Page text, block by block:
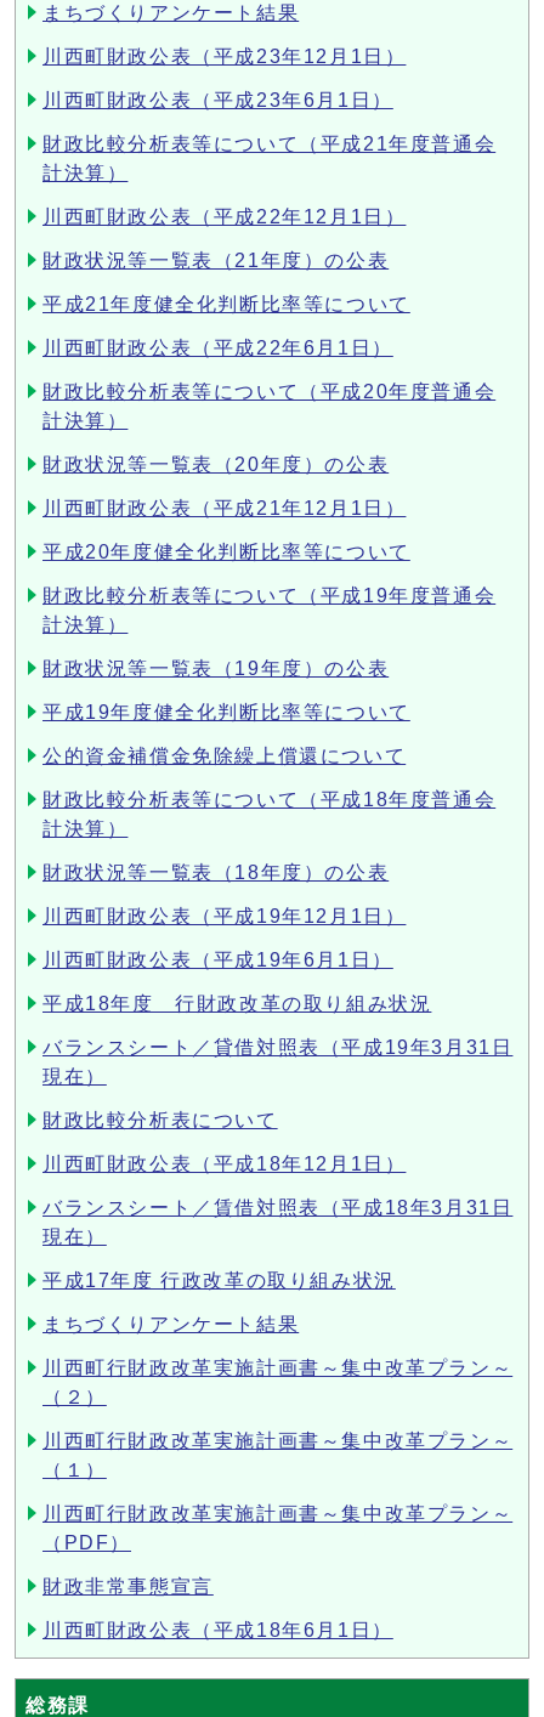
まちづくりアンケート結果
川西町財政公表（平成23年12月1日）
川西町財政公表（平成23年6月1日）
財政比較分析表等について（平成21年度普通会
計決算）
川西町財政公表（平成22年12月1日）
財政状況等一覧表（21年度）の公表
平成21年度健全化判断比率等について
川西町財政公表（平成22年6月1日）
財政比較分析表等について（平成20年度普通会
計決算）
財政状況等一覧表（20年度）の公表
川西町財政公表（平成21年12月1日）
平成20年度健全化判断比率等について
財政比較分析表等について（平成19年度普通会
計決算）
財政状況等一覧表（19年度）の公表
平成19年度健全化判断比率等について
公的資金補償金免除繰上償還について
財政比較分析表等について（平成18年度普通会
計決算）
財政状況等一覧表（18年度）の公表
川西町財政公表（平成19年12月1日）
川西町財政公表（平成19年6月1日）
平成18年度 行財政改革の取り組み状況
バランスシート／貸借対照表（平成19年3月31日
現在）
財政比較分析表について
川西町財政公表（平成18年12月1日）
バランスシート／賃借対照表（平成18年3月31日
現在）
平成17年度 行政改革の取り組み状況
まちづくりアンケート結果
川西町行財政改革実施計画書～集中改革プラン～
（２）
川西町行財政改革実施計画書～集中改革プラン～
（１）
川西町行財政改革実施計画書～集中改革プラン～
（PDF）
財政非常事態宣言
川西町財政公表（平成18年6月1日）
総務課